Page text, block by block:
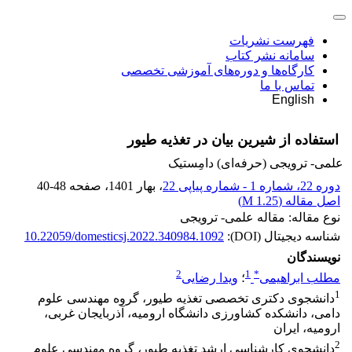
فهرست نشریات
سامانه نشر کتاب
کارگاه‌ها و دوره‌های آموزشی تخصصی
تماس با ما
English
استفاده از شیرین بیان در تغذیه طیور
علمی- ترویجی (حرفه‌ای) دامِستیک
دوره 22، شماره 1 - شماره پیاپی 22
، بهار 1401 ، صفحه 40-48
اصل مقاله (1.25 M
)
نوع مقاله: مقاله علمی- ترویجی
شناسه دیجیتال (DOI):
10.22059/domesticsj.2022.340984.1092
نویسندگان
مطلب ابراهیمی*
1؛ ویدا رضایی2
1دانشجوی دکتری تخصصی تغذیه طیور، گروه مهندسی علوم
دامی، دانشکده کشاورزی دانشگاه ارومیه، آذربایجان غربی،
ارومیه، ایران
2دانشجوی کارشناسی ارشد تغذیه طیور، گروه مهندسی علوم